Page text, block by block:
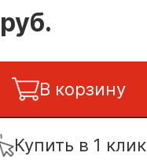
В корзину
Купить в 1 клик